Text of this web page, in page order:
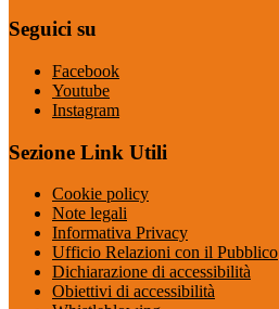
Seguici su
Facebook
Youtube
Instagram
Sezione Link Utili
Cookie policy
Note legali
Informativa Privacy
Ufficio Relazioni con il Pubblico
Dichiarazione di accessibilità
Obiettivi di accessibilità